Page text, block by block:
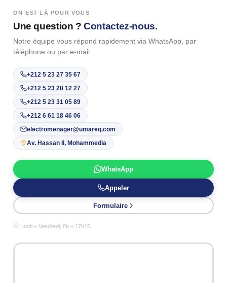
ON EST LÀ POUR VOUS
Une question ?Contactez-nous.
Notre équipe vous répond rapidement via WhatsApp, par
téléphone ou par e-mail.
+212 5 23 27 35 67
+212 5 23 28 12 27
+212 5 23 31 05 89
+212 6 61 18 46 06
electromenager@umareq.com
Av. Hassan II, Mohammedia
WhatsApp
Appeler
Formulaire
Lundi – Vendredi, 8h – 17h15